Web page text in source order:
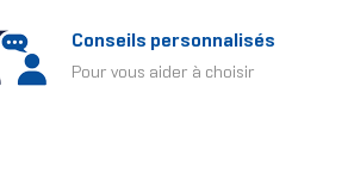
Conseils personnalisés
Pour vous aider à choisir